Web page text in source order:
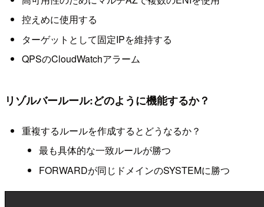
控えめに使用する
ターゲットとして固定IPを維持する
QPSのCloudWatchアラーム
リゾルバールール:どのように機能するか？
重複するルールを作成するとどうなるか？
最も具体的な一致ルールが勝つ
FORWARDが同じドメインのSYSTEMに勝つ